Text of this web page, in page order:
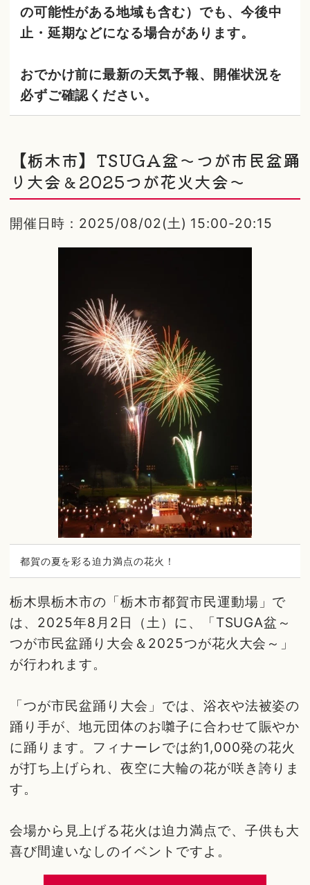
の可能性がある地域も含む）でも、今後中
止・延期などになる場合があります。
おでかけ前に最新の天気予報、開催状況を
必ずご確認ください。
【栃木市】TSUGA盆～つが市民盆踊
り大会＆2025つが花火大会～
開催日時：2025/08/02(土) 15:00-20:15
都賀の夏を彩る迫力満点の花火！
栃木県栃木市の「栃木市都賀市民運動場」で
は、2025年8月2日（土）に、「TSUGA盆～
つが市民盆踊り大会＆2025つが花火大会～」
が行われます。
「つが市民盆踊り大会」では、浴衣や法被姿の
踊り手が、地元団体のお囃子に合わせて賑やか
に踊ります。フィナーレでは約1,000発の花火
が打ち上げられ、夜空に大輪の花が咲き誇りま
す。
会場から見上げる花火は迫力満点で、子供も大
喜び間違いなしのイベントですよ。